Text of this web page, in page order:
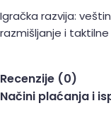
Igračka razvija:
razmišljanje i
Recenzije (0)
Načini plaćanja i